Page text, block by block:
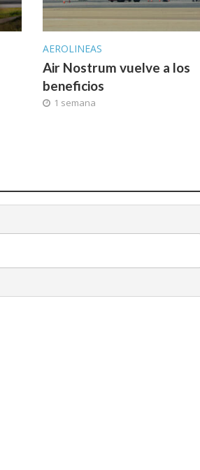
AEROLINEAS
Air Nostrum vuelve a los
beneficios
1 semana